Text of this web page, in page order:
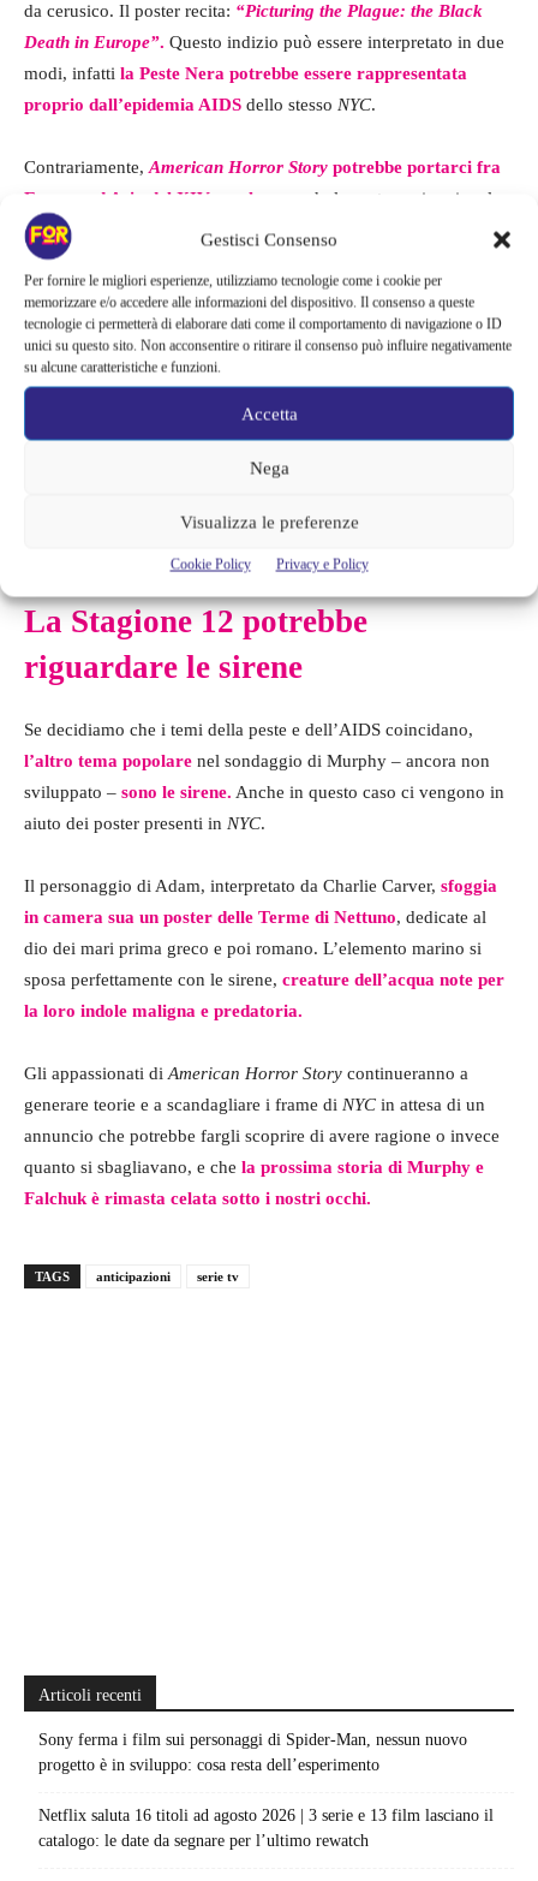
Gestisci Consenso
Per fornire le migliori esperienze, utilizziamo tecnologie come i cookie per
memorizzare e/o accedere alle informazioni del dispositivo. Il consenso a queste
tecnologie ci permetterà di elaborare dati come il comportamento di navigazione o ID
unici su questo sito. Non acconsentire o ritirare il consenso può influire negativamente
su alcune caratteristiche e funzioni.
Accetta
Nega
Visualizza le preferenze
Cookie Policy Privacy e Policy
da cerusico. Il poster recita: “Picturing the Plague: the Black
Death in Europe”. Questo indizio può essere interpretato in due
modi, infatti la Peste Nera potrebbe essere rappresentata
proprio dall’epidemia AIDS dello stesso NYC.
Contrariamente, American Horror Story potrebbe portarci fra
Europa ed Asia del XIV secolo
, quando la peste uccise circa la
metà della popolazione del vecchio continente. Chissà, lo show
potrebbe invece portare il dilagare della peste ai tempi moderni.
La Stagione 12 potrebbe
riguardare le sirene
Se decidiamo che i temi della peste e dell’AIDS coincidano,
l’altro tema popolare nel sondaggio di Murphy – ancora non
sviluppato – sono le sirene. Anche in questo caso ci vengono in
aiuto dei poster presenti in NYC.
Il personaggio di Adam, interpretato da Charlie Carver, sfoggia
in camera sua un poster delle Terme di Nettuno, dedicate al
dio dei mari prima greco e poi romano. L’elemento marino si
sposa perfettamente con le sirene, creature dell’acqua note per
la loro indole maligna e predatoria.
Gli appassionati di American Horror Story continueranno a
generare teorie e a scandagliare i frame di NYC in attesa di un
annuncio che potrebbe fargli scoprire di avere ragione o invece
quanto si sbagliavano, e che la prossima storia di Murphy e
Falchuk è rimasta celata sotto i nostri occhi.
TAGS anticipazioni serie tv
Articoli recenti
Sony ferma i film sui personaggi di Spider-Man, nessun nuovo
progetto è in sviluppo: cosa resta dell’esperimento
Netflix saluta 16 titoli ad agosto 2026 | 3 serie e 13 film lasciano il
catalogo: le date da segnare per l’ultimo rewatch